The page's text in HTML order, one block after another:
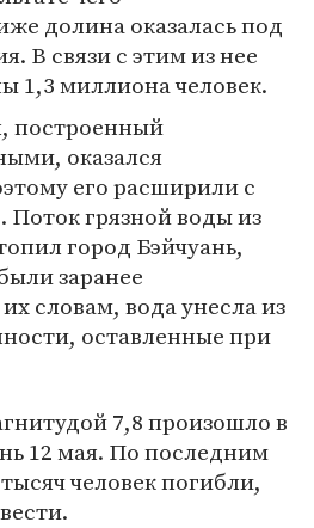
долина оказалась под
В связи с этим из нее
1,3 миллиона человек.
построенный
оказался
его расширили с
грязной воды из
город Бэйчуань,
заранее
словам, вода унесла из
оставленные при
7,8 произошло в
12 мая. По последним
человек погибли,